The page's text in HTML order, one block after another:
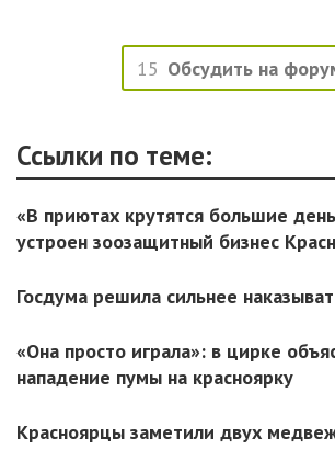
15 Обсудить на
Ссылки по теме:
«В приютах крутятся большие
устроен зоозащитный бизнес
Госдума решила сильнее
«Она просто играла»: в цирке
нападение пумы на красноярку
Красноярцы заметили двух